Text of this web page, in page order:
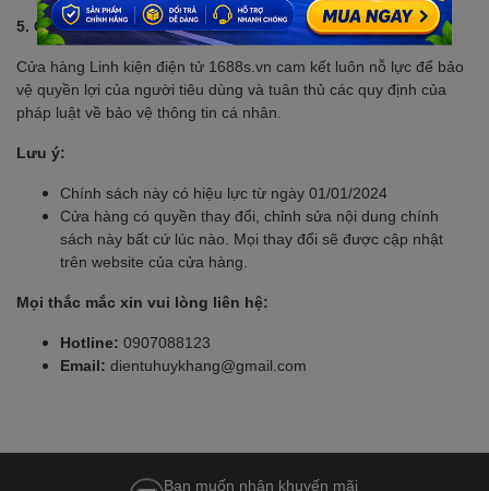
5. Cam kết:
Cửa hàng Linh kiện điện tử 1688s.vn cam kết luôn nỗ lực để bảo
vệ quyền lợi của người tiêu dùng và tuân thủ các quy định của
pháp luật về bảo vệ thông tin cá nhân.
Lưu ý:
Chính sách này có hiệu lực từ ngày 01/01/2024
Cửa hàng có quyền thay đổi, chỉnh sửa nội dung chính
sách này bất cứ lúc nào. Mọi thay đổi sẽ được cập nhật
trên website của cửa hàng.
Mọi thắc mắc xin vui lòng liên hệ:
Hotline: 0907088123
Email: dientuhuykhang@gmail.com
Bạn muốn nhận khuyến mãi